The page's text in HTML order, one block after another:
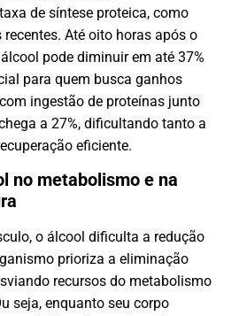
de síntese proteica, como
Até oito horas após o
pode diminuir em até 37%
para quem busca ganhos
ingestão de proteínas junto
a 27%, dificultando tanto a
eficiente.
no metabolismo e na
o álcool dificulta a redução
prioriza a eliminação
recursos do metabolismo
seja, enquanto seu corpo